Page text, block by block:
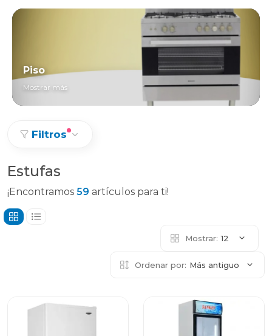
Piso
Mostrar más
Filtros
Estufas
¡Encontramos 59 artículos para ti!
Mostrar: 12
Ordenar por: Más antiguo